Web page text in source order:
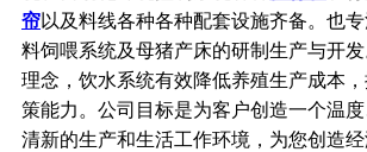
帘以及料线各种各种配套设施齐备。也
料饲喂系统及母猪产床的研制生产与开
理念，饮水系统有效降低养殖生产成本
策能力。公司目标是为客户创造一个温
清新的生产和生活工作环境，为您创造